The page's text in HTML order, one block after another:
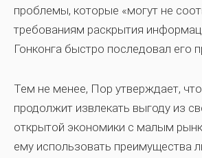
проблемы, которые «могут не
требованиям раскрытия
Гонконга быстро последовал его
Тем не менее, Пор утверждает,
продолжит извлекать выгоду из
открытой экономики с малым
ему использовать преимущества